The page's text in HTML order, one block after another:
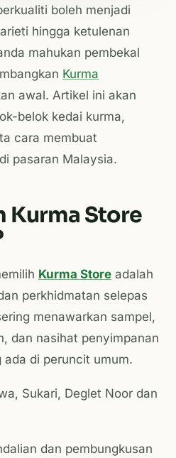
boleh menjadi
hingga ketulenan
mahukan pembekal
Kurma
awal. Artikel ini akan
belok kedai kurma,
cara membuat
pasaran Malaysia.
Kurma Store
Kurma Store adalah
perkhidmatan selepas
menawarkan sampel,
dan nasihat penyimpanan
di peruncit umum.
Sukari, Deglet Noor dan
dan pembungkusan